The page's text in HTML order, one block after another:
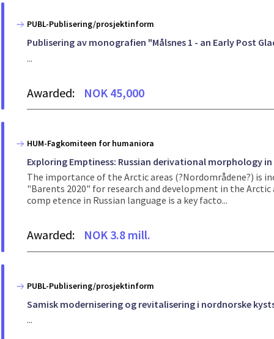
PUBL-Publisering/prosjektinform
Publisering av monografien "Målsnes 1 - an Early Post
...
Awarded: NOK 45,000
HUM-Fagkomiteen for humaniora
Exploring Emptiness: Russian derivational morphology
The importance of the Arctic areas (?Nordområdene?) is
"Barents 2020" for research and development in the
comp etence in Russian language is a key facto...
Awarded: NOK 3.8 mill.
PUBL-Publisering/prosjektinform
Samisk modernisering og revitalisering i nordnorske
...